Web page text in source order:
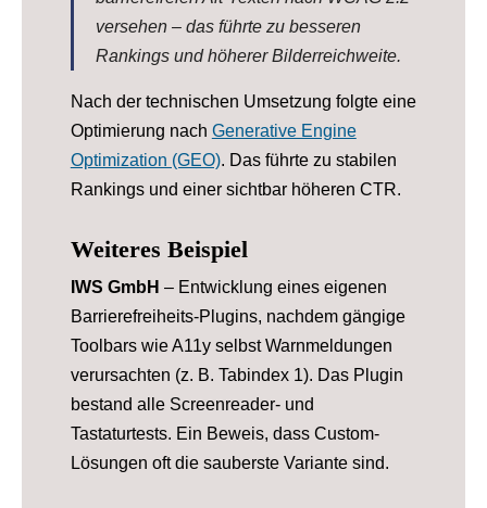
versehen – das führte zu besseren
Rankings und höherer Bilderreichweite.
Nach der technischen Umsetzung folgte eine
Optimierung nach Generative Engine
Optimization (GEO). Das führte zu stabilen
Rankings und einer sichtbar höheren CTR.
Weiteres Beispiel
IWS GmbH – Entwicklung eines eigenen
Barrierefreiheits-Plugins, nachdem gängige
Toolbars wie A11y selbst Warnmeldungen
verursachten (z. B. Tabindex 1). Das Plugin
bestand alle Screenreader- und
Tastaturtests. Ein Beweis, dass Custom-
Lösungen oft die sauberste Variante sind.